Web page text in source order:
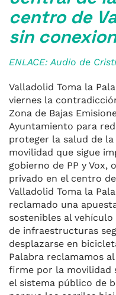
centro de
sin
ENLACE: Audio de
Valladolid Toma la
viernes la
Zona de Bajas
Ayuntamiento para
proteger la salud de
movilidad que sigue
gobierno de PP y
privado en el centro
Valladolid Toma la
reclamado una
sostenibles al
de infraestructuras
desplazarse en
Palabra reclamamos
firme por la movilidad
el sistema público de